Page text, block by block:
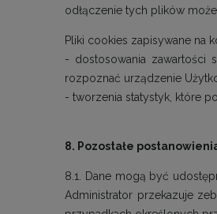
odłączenie tych plików
Pliki cookies zapisywane na
- dostosowania zawartości
rozpoznać urządzenie
- tworzenia statystyk, które
8. Pozostałe
8.1. Dane mogą być
Administrator przekazuje